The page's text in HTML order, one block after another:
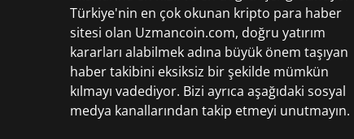
Türkiye'nin en çok okunan kripto para haber
sitesi olan Uzmancoin.com, doğru yatırım
kararları alabilmek adına büyük önem taşıyan
haber takibini eksiksiz bir şekilde mümkün
kılmayı vadediyor. Bizi ayrıca aşağıdaki sosyal
medya kanallarından takip etmeyi unutmayın.